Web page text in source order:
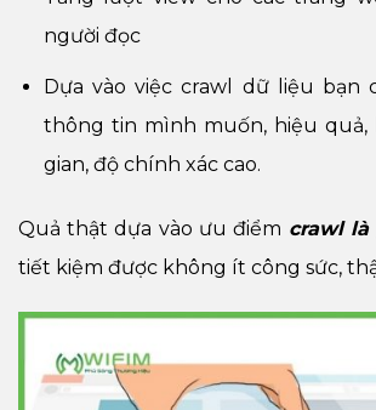
người đọc
Dựa vào việc crawl dữ liệu bạn
thông tin mình muốn, hiệu quả,
gian, độ chính xác cao.
Quả thật dựa vào ưu điểm crawl là
tiết kiệm được không ít công sức,